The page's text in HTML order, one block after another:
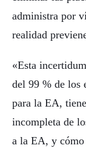
administra por
realidad
«Esta
del 99 % de los
para la EA,
incompleta de
a la EA, y